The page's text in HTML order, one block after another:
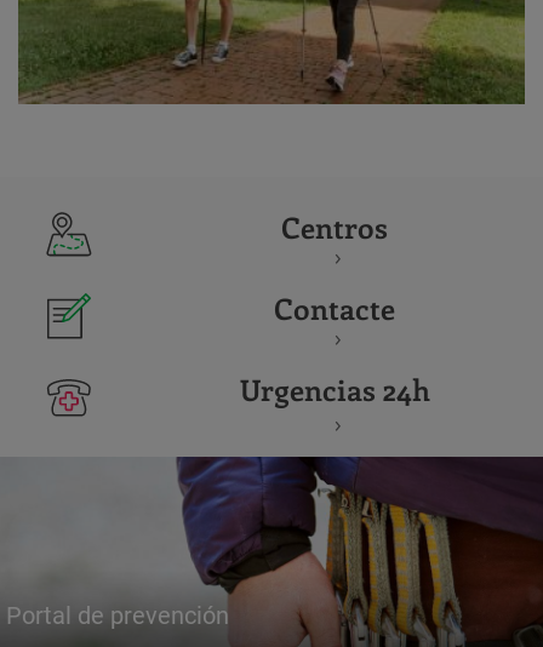
Centros
Contacte
Urgencias 24h
Portal de prevención